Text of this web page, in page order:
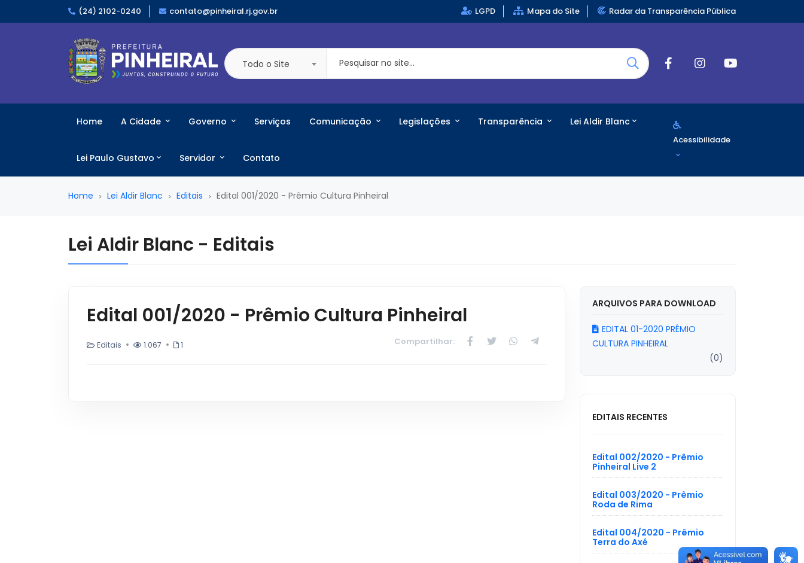
(24) 2102-0240 contato@pinheiral.rj.gov.br LGPD Mapa do Site Radar da Transparência Pública
Todo o Site
Home A Cidade Governo Serviços Comunicação Legislações Transparência Lei Aldir Blanc
Lei Paulo Gustavo Servidor Contato
Acessibilidade
Home Lei Aldir Blanc Editais Edital 001/2020 - Prêmio Cultura Pinheiral
Lei Aldir Blanc - Editais
Edital 001/2020 - Prêmio Cultura Pinheiral
Editais 1.067 1 Compartilhar:
ARQUIVOS PARA DOWNLOAD
EDITAL 01-2020 PRÊMIO
CULTURA PINHEIRAL
(0)
EDITAIS RECENTES
Edital 002/2020 - Prêmio
Pinheiral Live 2
Edital 003/2020 - Prêmio
Roda de Rima
Edital 004/2020 - Prêmio
Terra do Axé